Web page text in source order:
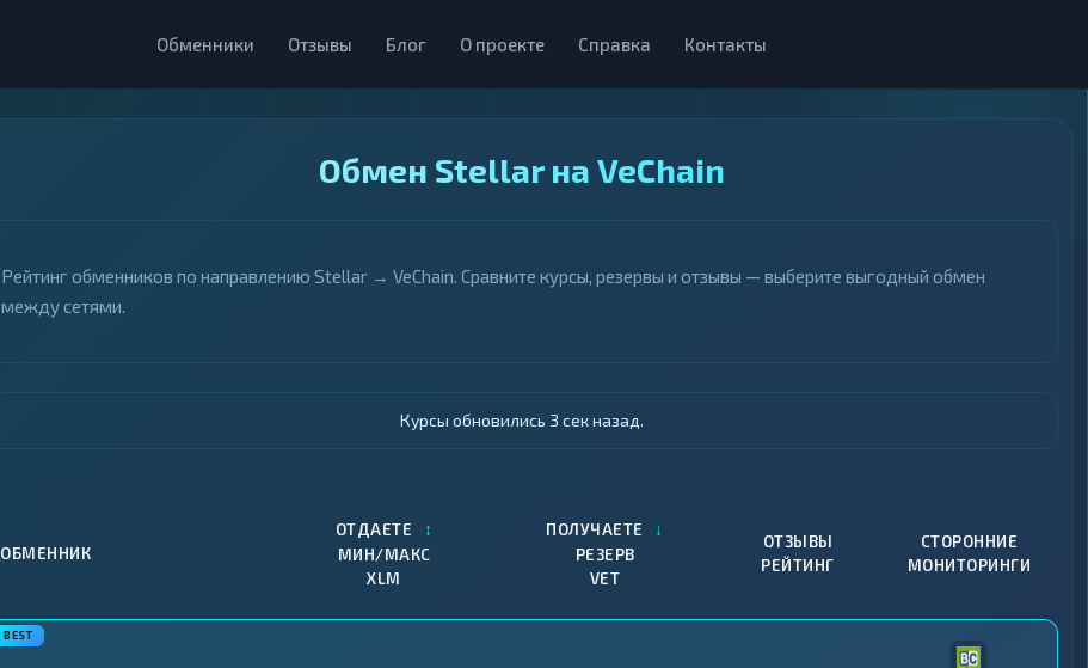
Обменники Отзывы Блог О проекте Справка Контакты
Обмен Stellar на VeChain
Рейтинг обменников по направлению Stellar → VeChain. Сравните курсы, резервы и отзывы — выберите выгодный обмен
между сетями.
Курсы обновились 4 сек назад.
ОБМЕННИК
ОТДАЕТЕ ↕
МИН/МАКС
XLM
ПОЛУЧАЕТЕ ↓
РЕЗЕРВ
VET
ОТЗЫВЫ
РЕЙТИНГ
СТОРОННИЕ
МОНИТОРИНГИ